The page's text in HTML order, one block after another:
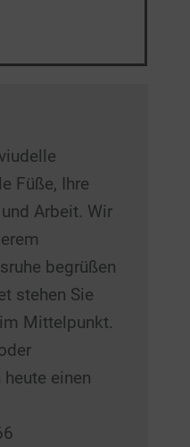
Füße, Ihre
Arbeit. Wir
begrüßen
stehen Sie
Mittelpunkt.
einen